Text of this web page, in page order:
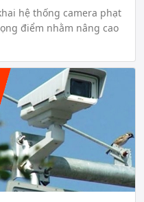
hệ thống camera phạt
điểm nhằm nâng cao